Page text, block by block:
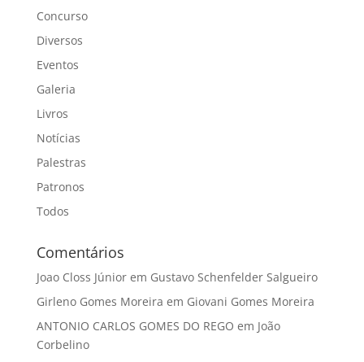
Concurso
Diversos
Eventos
Galeria
Livros
Notícias
Palestras
Patronos
Todos
Comentários
Joao Closs Júniorem Gustavo Schenfelder Salgueiro
Girleno Gomes Moreira em Giovani Gomes Moreira
ANTONIO CARLOS GOMES DO REGO em João
Corbelino